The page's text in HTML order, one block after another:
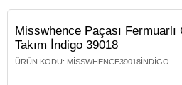
Misswhence Paçası Fermuarlı
Takım İndigo 39018
ÜRÜN KODU: MISSWHENCE39018İNDIGO